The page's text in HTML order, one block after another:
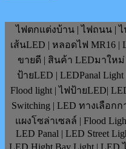
ไฟตกแต่งบ้าน | ไฟถนน |
เส้นLED | หลอดไฟ MR16 |
ขายดี | สินค้า LEDมาใหม่
ป้ายLED | LEDPanal
Flood light | ไฟป้ายLED|
Switching | LED ทางเลือก
แผงโซล่าเซลล์ | Flood
LED Panal | LED Street
LED Hight Bay Light | LED